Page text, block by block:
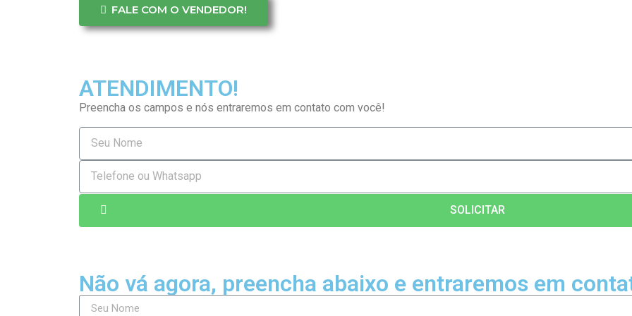
FALE COM O VENDEDOR!
ATENDIMENTO!
Preencha os campos e nós entraremos em contato com você!
SOLICITAR
Não vá agora, preencha abaixo e entraremos em